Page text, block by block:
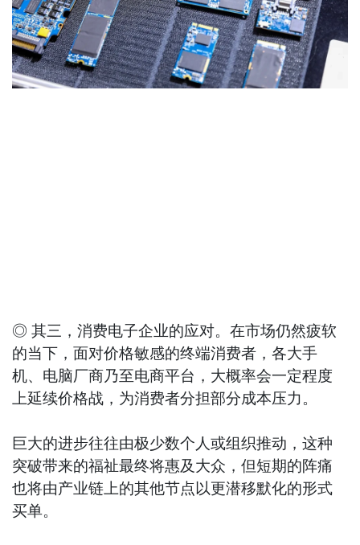
◎ 其三，消费电子企业的应对。在市场仍然疲软
的当下，面对价格敏感的终端消费者，各大手
机、电脑厂商乃至电商平台，大概率会一定程度
上延续价格战，为消费者分担部分成本压力。
巨大的进步往往由极少数个人或组织推动，这种
突破带来的福祉最终将惠及大众，但短期的阵痛
也将由产业链上的其他节点以更潜移默化的形式
买单。